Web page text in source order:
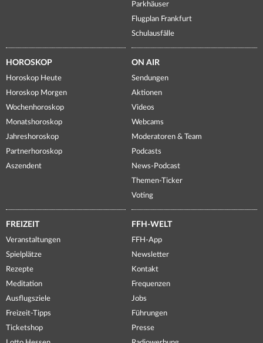
Parkhäuser
Flugplan Frankfurt
Schulausfälle
HOROSKOP
Horoskop Heute
Horoskop Morgen
Wochenhoroskop
Monatshoroskop
Jahreshoroskop
Partnerhoroskop
Aszendent
ON AIR
Sendungen
Aktionen
Videos
Webcams
Moderatoren & Team
Podcasts
News-Podcast
Themen-Ticker
Voting
FREIZEIT
Veranstaltungen
Spielplätze
Rezepte
Meditation
Ausflugsziele
Freizeit-Tipps
Ticketshop
FFH-WELT
FFH-App
Newsletter
Kontakt
Frequenzen
Jobs
Führungen
Presse